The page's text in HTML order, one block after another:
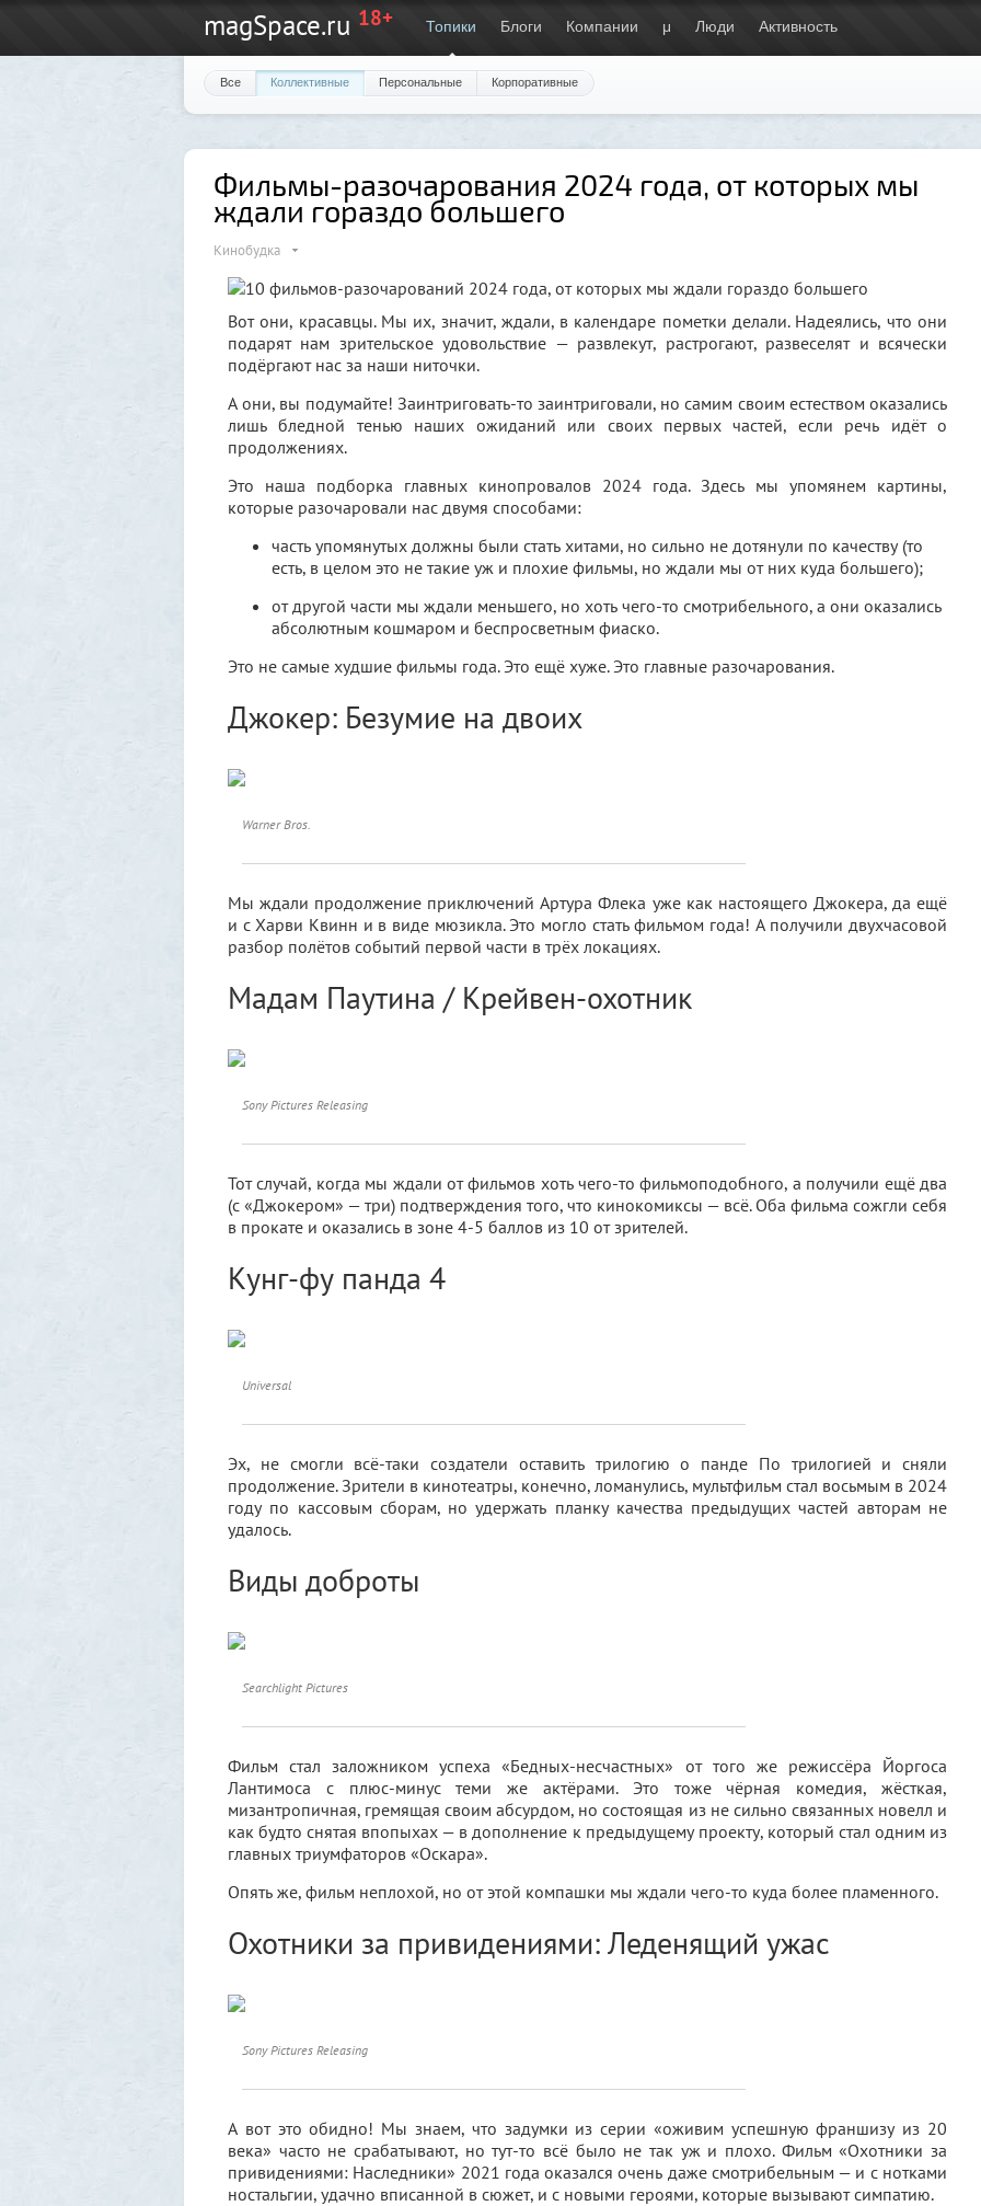
magSpace.ru 18+ Топики Блоги Компании μ Люди Активность
Все Коллективные Персональные Корпоративные
Фильмы-разочарования 2024 года, от которых мы
ждали гораздо большего
Кинобудка
Вот они, красавцы. Мы их, значит, ждали, в календаре пометки делали. Надеялись, что они
подарят нам зрительское удовольствие — развлекут, растрогают, развеселят и всячески
подёргают нас за наши ниточки.
А они, вы подумайте! Заинтриговать-то заинтриговали, но самим своим естеством оказались
лишь бледной тенью наших ожиданий или своих первых частей, если речь идёт о
продолжениях.
Это наша подборка главных кинопровалов 2024 года. Здесь мы упомянем картины,
которые разочаровали нас двумя способами:
часть упомянутых должны были стать хитами, но сильно не дотянули по качеству (то
есть, в целом это не такие уж и плохие фильмы, но ждали мы от них куда большего);
от другой части мы ждали меньшего, но хоть чего-то смотрибельного, а они оказались
абсолютным кошмаром и беспросветным фиаско.
Это не самые худшие фильмы года. Это ещё хуже. Это главные разочарования.
Джокер: Безумие на двоих
Warner Bros.
Мы ждали продолжение приключений Артура Флека уже как настоящего Джокера, да ещё
и с Харви Квинн и в виде мюзикла. Это могло стать фильмом года! А получили двухчасовой
разбор полётов событий первой части в трёх локациях.
Мадам Паутина / Крейвен-охотник
Sony Pictures Releasing
Тот случай, когда мы ждали от фильмов хоть чего-то фильмоподобного, а получили ещё два
(с «Джокером» — три) подтверждения того, что кинокомиксы — всё. Оба фильма сожгли себя
в прокате и оказались в зоне 4-5 баллов из 10 от зрителей.
Кунг-фу панда 4
Universal
Эх, не смогли всё-таки создатели оставить трилогию о панде По трилогией и сняли
продолжение. Зрители в кинотеатры, конечно, ломанулись, мультфильм стал восьмым в 2024
году по кассовым сборам, но удержать планку качества предыдущих частей авторам не
удалось.
Виды доброты
Searchlight Pictures
Фильм стал заложником успеха «Бедных-несчастных» от того же режиссёра Йоргоса
Лантимоса с плюс-минус теми же актёрами. Это тоже чёрная комедия, жёсткая,
мизантропичная, гремящая своим абсурдом, но состоящая из не сильно связанных новелл и
как будто снятая впопыхах — в дополнение к предыдущему проекту, который стал одним из
главных триумфаторов «Оскара».
Опять же, фильм неплохой, но от этой компашки мы ждали чего-то куда более пламенного.
Охотники за привидениями: Леденящий ужас
Sony Pictures Releasing
А вот это обидно! Мы знаем, что задумки из серии «оживим успешную франшизу из 20
века» часто не срабатывают, но тут-то всё было не так уж и плохо. Фильм «Охотники за
привидениями: Наследники» 2021 года оказался очень даже смотрибельным — и с нотками
ностальгии, удачно вписанной в сюжет, и с новыми героями, которые вызывают симпатию.